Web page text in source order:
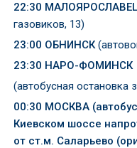
22:30
газовиков, 13)
23:00 ОБНИНСК
23:30 НАРО-ФОМИНСК
(автобусная остановка
00:30 МОСКВА (
Киевском шоссе
от ст.м. Саларьево